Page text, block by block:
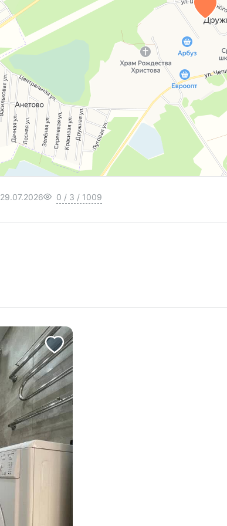
29.07.2026 0 / 3 / 1009